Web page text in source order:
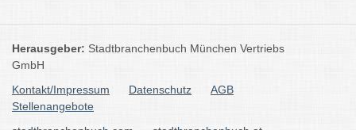
Herausgeber: Stadtbranchenbuch München Vertriebs
GmbH
Kontakt/Impressum
Datenschutz
AGB
Stellenangebote